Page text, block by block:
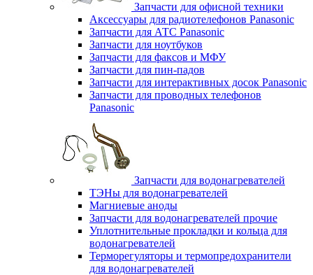
Запчасти для офисной техники
Аксессуары для радиотелефонов Panasonic
Запчасти для АТС Panasonic
Запчасти для ноутбуков
Запчасти для факсов и МФУ
Запчасти для пин-падов
Запчасти для интерактивных досок Panasonic
Запчасти для проводных телефонов
Panasonic
Запчасти для водонагревателей
ТЭНы для водонагревателей
Магниевые аноды
Запчасти для водонагревателей прочие
Уплотнительные прокладки и кольца для
водонагревателей
Терморегуляторы и термопредохранители
для водонагревателей